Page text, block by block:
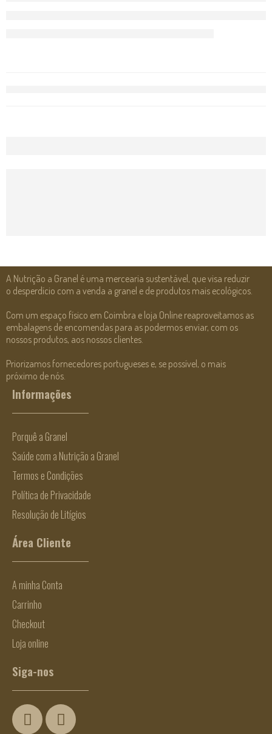
A Nutrição a Granel é uma mercearia sustentável, que visa reduzir
o desperdício com a venda a granel e de produtos mais ecológicos.
Com um espaço físico em Coimbra e loja Online reaproveitamos as
embalagens de encomendas para as podermos enviar, com os
nossos produtos, aos nossos clientes.
Priorizamos fornecedores portugueses e, se possível, o mais
próximo de nós.
Informações
Porquê a Granel
Saúde com a Nutrição a Granel
Termos e Condições
Política de Privacidade
Resolução de Litígios
Área Cliente
A minha Conta
Carrinho
Checkout
Loja online
Siga-nos